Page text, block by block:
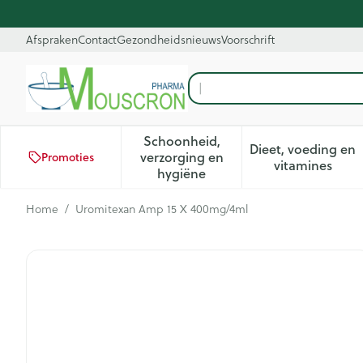
AfsprakenContactGezondheidsnieuwsVoorschrift
Product, merk, categorie...
Op z
Promoties
Schoonheid,
verzorging en
hygiëneToon submenu voor
Dieet, voeding en
vitamines
Toon
Home / Uromitexan Amp 15 X 400mg/4ml
Uromitexan Amp 15 X